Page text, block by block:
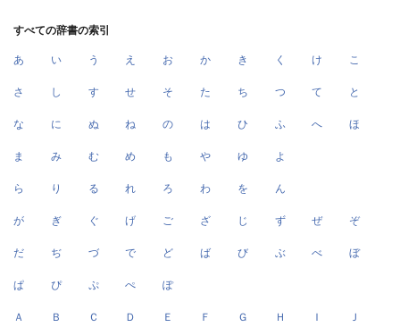
すべての辞書の索引
あ い う え お か き く け こ
さ し す せ そ た ち つ て と
な に ぬ ね の は ひ ふ へ ほ
ま み む め も や ゆ よ
ら り る れ ろ わ を ん
が ぎ ぐ げ ご ざ じ ず ぜ ぞ
だ ぢ づ で ど ば び ぶ べ ぼ
ぱ ぴ ぷ ぺ ぽ
Ａ Ｂ Ｃ Ｄ Ｅ Ｆ Ｇ Ｈ Ｉ Ｊ